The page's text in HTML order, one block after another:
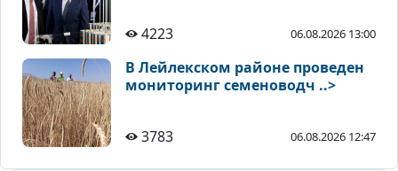
4223 06.08.2026 13:00
В Лейлекском районе проведен
мониторинг семеноводч ..>
3783 06.08.2026 12:47